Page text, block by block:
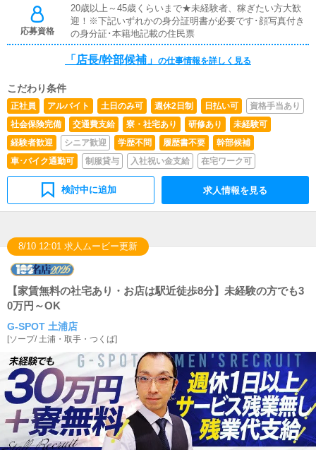
営など様々な企画を提案していただきます。【新規のお客
様の増加】【お客様のリピート率の向上】【キャストの方
の入店数の増加】など、売上UPに繋がる施策の提案を行
ているキャストの方が稼げるようにインターネットを使っ
ルサイト等の店舗情報更新作業を行っていただきます。キ
ャストの出勤情報やイベント、求人ブログの作成となりま
す。基本的にはボタンを押すだけや、ブログの更新時に簡
単に文字が入力出来れば問題ありません。PCが苦手な人
でも簡単にできます。■その他の業務女の子の出勤管理や
面接、イベントや料金などの企画をしていただきます。ス
タッフの意見を聞きつつ、全体のことを考えて行動してい
ただく必要があります。会議にも出席していただきます。
応募資格
20歳以上～45歳くらいまで★未経験者、稼ぎたい方大歓
迎！※下記いずれかの身分証明書が必要です･顔写真付き
の身分証･本籍地記載の住民票
「店長/幹部候補」 の仕事情報を詳しく見る
こだわり条件
正社員 アルバイト 土日のみ可 週休2日制 日払い可
資格手当あり
社会保険完備
交通費支給 寮・社宅あり 研修あり
未経験可
経験者歓迎
シニア歓迎 学歴不問 履歴書不要
幹部候補
車･バイク通勤可
制服貸与 入社祝い金支給 在宅ワーク可
検討中に追加 求人情報を見る
8/10 12:01 求人ムービー更新
【家賃無料の社宅あり・お店は駅近徒歩8分】未経験の方でも3
0万円～OK
G-SPOT 土浦店
[ソープ/土浦・取手・つくば]